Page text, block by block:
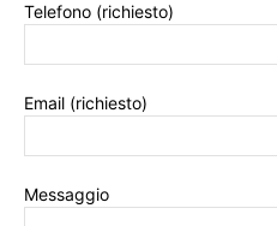
Telefono (richiesto)
Email (richiesto)
Messaggio